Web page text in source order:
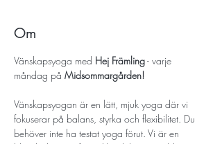
Om
Vänskapsyoga med Hej Främling - varje
måndag på Midsommargården!
Vänskapsyogan är en lätt, mjuk yoga där vi
fokuserar på balans, styrka och flexibilitet. Du
behöver inte ha testat yoga förut. Vi är en